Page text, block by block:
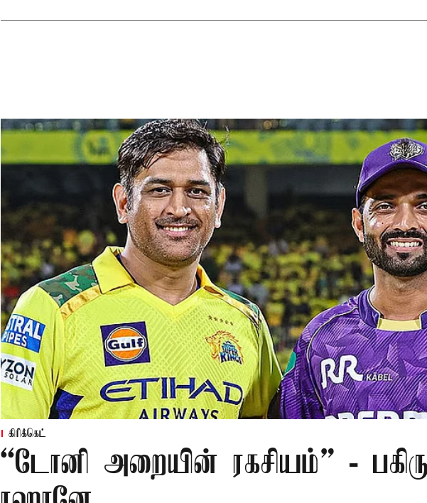
கிரிக்கெட்
“டோனி அறையின் ரகசியம்” -